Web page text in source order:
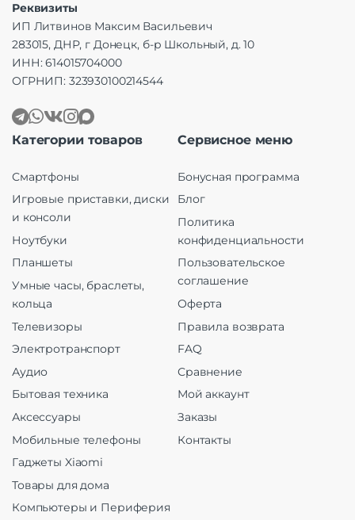
Реквизиты
ИП Литвинов Максим Васильевич
283015, ДНР, г Донецк, б-р Школьный, д. 10
ИНН: 614015704000
ОГРНИП: 323930100214544
Категории товаров
Смартфоны
Игровые приставки, диски
и консоли
Ноутбуки
Планшеты
Умные часы, браслеты,
кольца
Телевизоры
Электротранспорт
Аудио
Бытовая техника
Аксессуары
Мобильные телефоны
Гаджеты Xiaomi
Товары для дома
Компьютеры и Периферия
Сервисное меню
Бонусная программа
Блог
Политика
конфиденциальности
Пользовательское
соглашение
Оферта
Правила возврата
FAQ
Сравнение
Мой аккаунт
Заказы
Контакты